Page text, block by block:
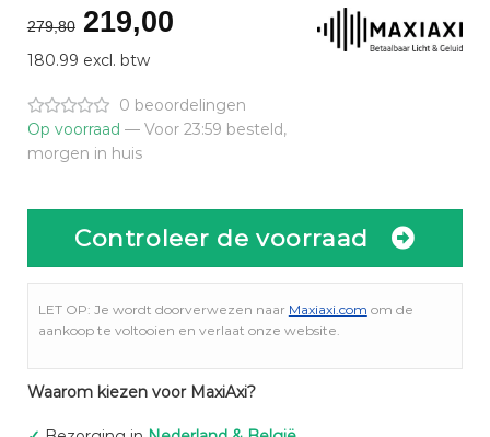
279,80 Oorspronkelijke
prijs
was:
€279,80.
219,00Huidige
€219,00.
180.99 excl. btw
0 beoordelingen
Op voorraad — Voor 23:59 besteld,
morgen in huis
Controleer de voorraad
LET OP: Je wordt doorverwezen naar Maxiaxi.com om de
aankoop te voltooien en verlaat onze website.
Waarom kiezen voor MaxiAxi?